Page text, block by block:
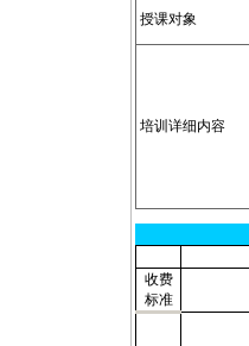
授课对象
培训详细内容
收费
标准